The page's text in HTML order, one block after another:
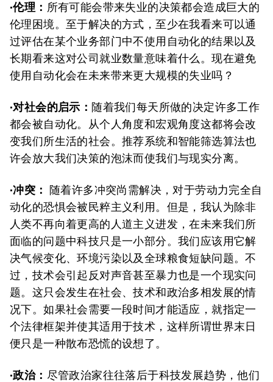
·伦理： 所有可能会带来失业的决策都会造成巨大的
伦理困境。至于解决的方式，至少在我看来可以通
过评估在某个业务部门中不使用自动化的结果以及
长期看来这对公司就业数量意味着什么。现在避免
使用自动化会在未来带来更大规模的失业吗？
·对社会的启示： 随着我们每天所做的决定许多工作
都会被自动化。从个人角度和宏观角度这都将会改
变我们所生活的社会。推荐系统和智能筛选算法也
许会放大我们决策的泡沫而使我们与现实分离。
·冲突： 随着许多冲突尚需解决，对于劳动力完全自
动化的恐惧会被民粹主义利用。但是，我认为除非
人类不再向着更高的人道主义进发，在未来我们所
面临的问题中科技只是一小部分。我们应该用它解
决气候变化、环境污染以及全球粮食短缺问题。不
过，技术会引起反对声音甚至暴力也是一个现实问
题。这只会发生在社会、技术和政治多相发展的情
况下。如果社会需要一段时间才能适应，就指定一
个法律框架并使其适用于技术，这样所谓世界末日
便只是一种散布恐慌的设想了。
·政治： 尽管政治家往往落后于科技发展趋势，他们